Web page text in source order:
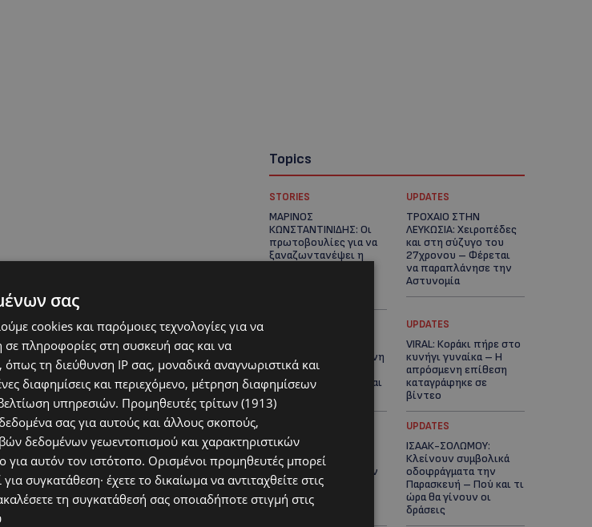
Topics
STORIES
ΜΑΡΙΝΟΣ
ΚΩΝΣΤΑΝΤΙΝΙΔΗΣ: Οι
πρωτοβουλίες για να
ξαναζωντανέψει η
UPDATES
ΤΡΟΧΑΙΟ ΣΤΗΝ
ΛΕΥΚΩΣΙΑ: Χειροπέδες
και στη σύζυγο του
27χρονου – Φέρεται
να παραπλάνησε την
Αστυνομία
ΚΑΥΣΩΝΑΣ: Νέα κίτρινη
προειδοποίηση για
40άρια – Πότε τίθεται
σε ισχύ
UPDATES
VIRAL: Κοράκι πήρε στο
κυνήγι γυναίκα – Η
απρόσμενη επίθεση
καταγράφηκε σε
βίντεο
ΕΤΟΙΜΑΣΤΕΙΤΕ ΓΙΑ
ΚΑΘΥΣΤΕΡΗΣΕΙΣ:
Κλειστή λωρίδα στον
αυτοκινητόδρομο
Αμμοχώστου –
Λάρνακας
UPDATES
ΙΣΑΑΚ-ΣΟΛΩΜΟΥ:
Κλείνουν συμβολικά
οδοφράγματα την
Παρασκευή – Πού και τι
ώρα θα γίνουν οι
δράσεις
σας
cookies και παρόμοιες τεχνολογίες για να
πληροφορίες στη συσκευή σας και να
τη διεύθυνση IP σας, μοναδικά αναγνωριστικά και
διαφημίσεις και περιεχόμενο, μέτρηση διαφημίσεων
υπηρεσιών. Προμηθευτές τρίτων (1913)
σας για αυτούς και άλλους σκοπούς,
δεδομένων γεωεντοπισμού και χαρακτηριστικών
για αυτόν τον ιστότοπο. Ορισμένοι προμηθευτές μπορεί
συγκατάθεση· έχετε το δικαίωμα να αντιταχθείτε στις
τη συγκατάθεσή σας οποιαδήποτε στιγμή στις